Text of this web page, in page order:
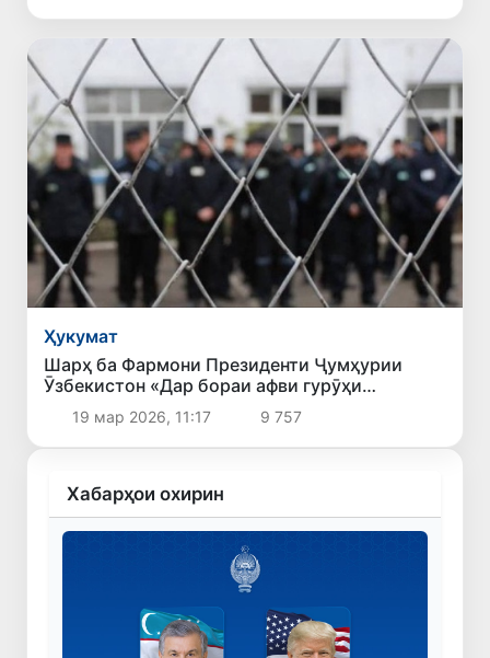
Ҳукумат
Шарҳ ба Фармони Президенти Ҷумҳурии
Ӯзбекистон «Дар бораи афви гурӯҳи
шахсоне, ки ҷазо адо мекунанд ва аз кирдори
худ самимона пушаймон шуда, қатъӣ ба роҳи
ислоҳ гузаштаанд»
19 мар 2026, 11:17 9 757
Хабарҳои охирин